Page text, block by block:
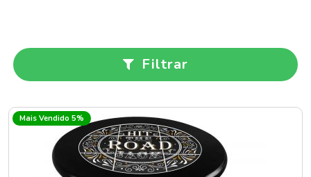
Filtrar
Mais Vendido 5%